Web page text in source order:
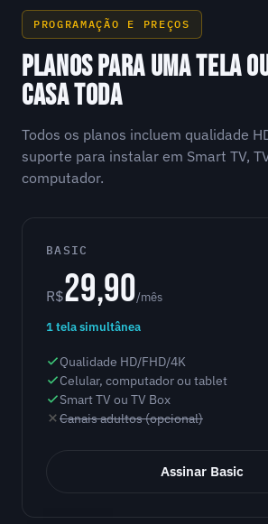
PROGRAMAÇÃO E PREÇOS
PLANOS PARA UMA TELA
CASA TODA
Todos os planos incluem qualidade
suporte para instalar em Smart TV,
computador.
BASIC
R$29,90/mês
1 tela simultânea
Qualidade HD/FHD/4K
Celular, computador ou tablet
Smart TV ou TV Box
Canais adultos (opcional)
Assinar Basic